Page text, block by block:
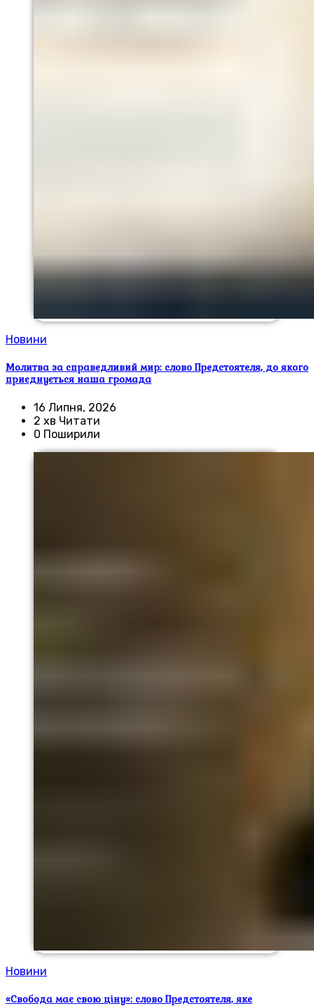
Новини
Молитва за справедливий мир: слово Предстоятеля, до якого
приєднується наша громада
16 Липня, 2026
2 хв Читати
0 Поширили
Новини
«Свобода має свою ціну»: слово Предстоятеля, яке